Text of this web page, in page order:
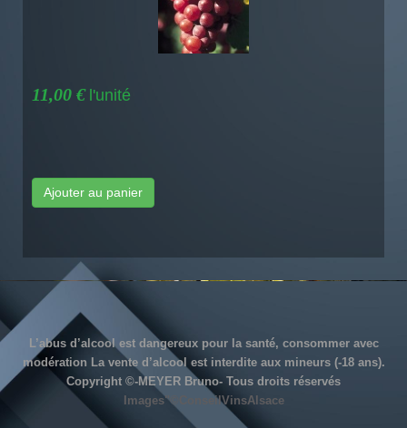
11,00 € l'unité
Ajouter au panier
L’abus d’alcool est dangereux pour la santé, consommer avec
modération La vente d’alcool est interdite aux mineurs (-18 ans).
Copyright ©-MEYER Bruno- Tous droits réservés
Images"©ConseilVinsAlsace